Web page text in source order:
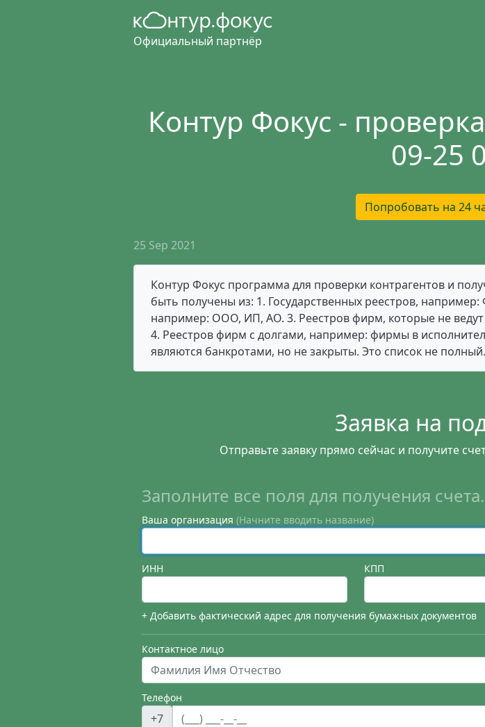
Официальный партнёр
Контур Фокус -
09-25
Попробовать на 24
25 Sep 2021
Контур Фокус программа для проверки контрагентов и
быть получены из: 1. Государственных реестров,
например: ООО, ИП, АО. 3. Реестров фирм, которые не
4. Реестров фирм с долгами, например: фирмы в
являются банкротами, но не закрыты. Это список не полный.
Заявка на
Отправьте заявку прямо сейчас и получите
Заполните все поля для получения счета.
Ваша организация (Начните вводить название)
ИНН КПП
+ Добавить фактический адрес для получения бумажных документов
Контактное лицо
Телефон
+7